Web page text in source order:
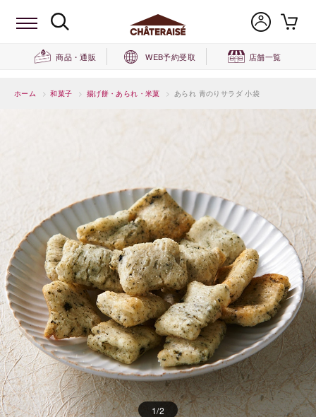
商品・通販 WEB予約受取 店舗一覧
ホーム > 和菓子 > 揚げ餅・あられ・米菓 > あられ 青のりサラダ 小袋
1/2